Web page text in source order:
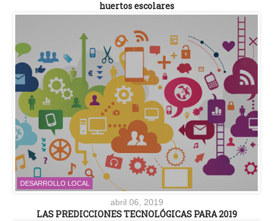
huertos escolares
DESARROLLO LOCAL
abril 06, 2019
LAS PREDICCIONES TECNOLÓGICAS PARA 2019